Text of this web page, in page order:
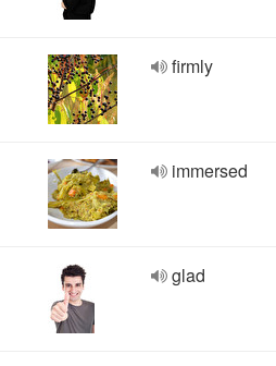
firmly
immersed
glad